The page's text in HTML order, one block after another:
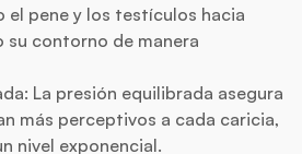
pene y los testículos hacia
su contorno de manera
La presión equilibrada asegura
más perceptivos a cada caricia,
nivel exponencial.